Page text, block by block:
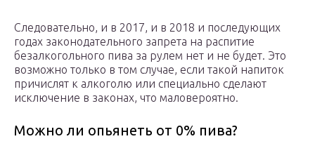
Следовательно, и в 2017, и в 2018 и последующих
годах законодательного запрета на распитие
безалкогольного пива за рулем нет и не будет. Это
возможно только в том случае, если такой напиток
причислят к алкоголю или специально сделают
исключение в законах, что маловероятно.
Можно ли опьянеть от 0% пива?